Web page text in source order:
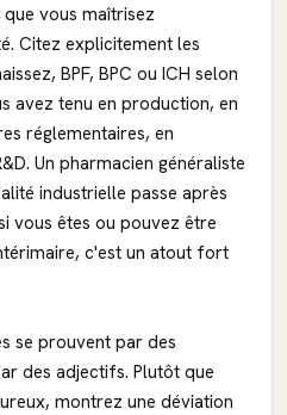
vous maîtrisez
Citez explicitement les
BPF, BPC ou ICH selon
avez tenu en production, en
réglementaires, en
Un pharmacien généraliste
industrielle passe après
vous êtes ou pouvez être
c'est un atout fort
se prouvent par des
des adjectifs. Plutôt que
montrez une déviation